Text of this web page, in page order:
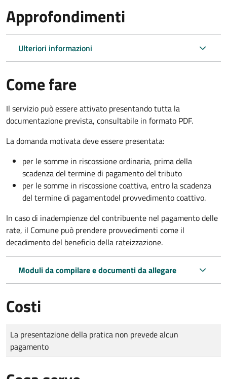
Approfondimenti
Ulteriori informazioni
Come fare
Il servizio può essere attivato presentando tutta la
documentazione prevista, consultabile in formato PDF.
La domanda motivata deve essere presentata:
per le somme in riscossione ordinaria, prima della
scadenza del termine di pagamento del tributo
per le somme in riscossione coattiva, entro la scadenza
del termine di pagamentodel provvedimento coattivo.
In caso di inadempienze del contribuente nel pagamento delle
rate, il Comune può prendere provvedimenti come il
decadimentodel beneficio della rateizzazione.
Moduli da compilare e documenti da allegare
Costi
Tipo di pagamento
Importo
La presentazione della pratica non prevede alcun
pagamento